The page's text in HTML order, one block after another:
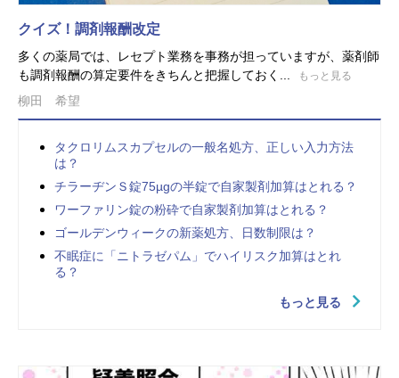
クイズ！調剤報酬改定
多くの薬局では、レセプト業務を事務が担っていますが、薬剤師
も調剤報酬の算定要件をきちんと把握しておく...
もっと見る
柳田 希望
タクロリムスカプセルの一般名処方、正しい入力方法
は？
チラーヂンＳ錠75µgの半錠で自家製剤加算はとれる？
ワーファリン錠の粉砕で自家製剤加算はとれる？
ゴールデンウィークの新薬処方、日数制限は？
不眠症に「ニトラゼパム」でハイリスク加算はとれ
る？
もっと見る